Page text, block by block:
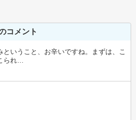
コメント
いうこと、お辛いですね。まずは、こ
られ…